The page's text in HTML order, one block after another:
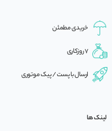
خریدی مطمئن
7 روزکاری
ارسال با پست / پیک موتوری
لینک ها